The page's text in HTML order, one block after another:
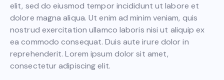
e
t
l
i
t
a
elit, sed do eiusmod tempor incididunt ut labore et
dolore magna aliqua. Ut enim ad minim veniam, quis
nostrud exercitation ullamco laboris nisi ut aliquip ex
ea commodo consequat. Duis aute irure dolor in
reprehenderit. Lorem ipsum dolor sit amet,
consectetur adipiscing elit.